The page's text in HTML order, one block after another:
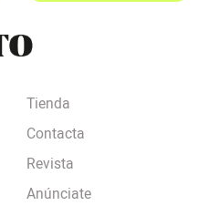
Tienda
Contacta
Revista
Anúnciate